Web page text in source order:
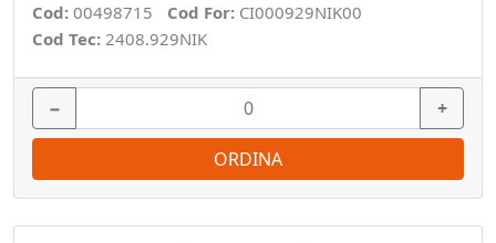
Cod: 00498715 Cod For: CI000929NIK00
Cod Tec: 2408.929NIK
− +
ORDINA